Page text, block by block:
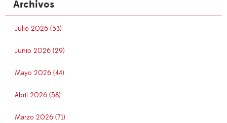
Archivos
Julio 2026 (53)
Junio 2026 (29)
Mayo 2026 (44)
Abril 2026 (58)
Marzo 2026 (71)